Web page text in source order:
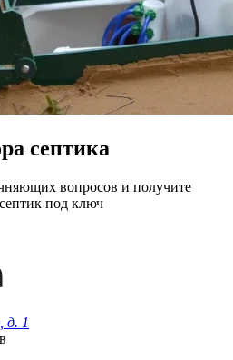
септика
вопросов и получите
под ключ
д. 1